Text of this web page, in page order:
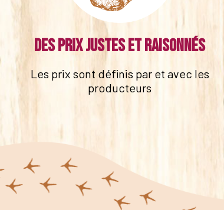
Des prix justes et raisonnés
Les prix sont définis par et avec les
producteurs